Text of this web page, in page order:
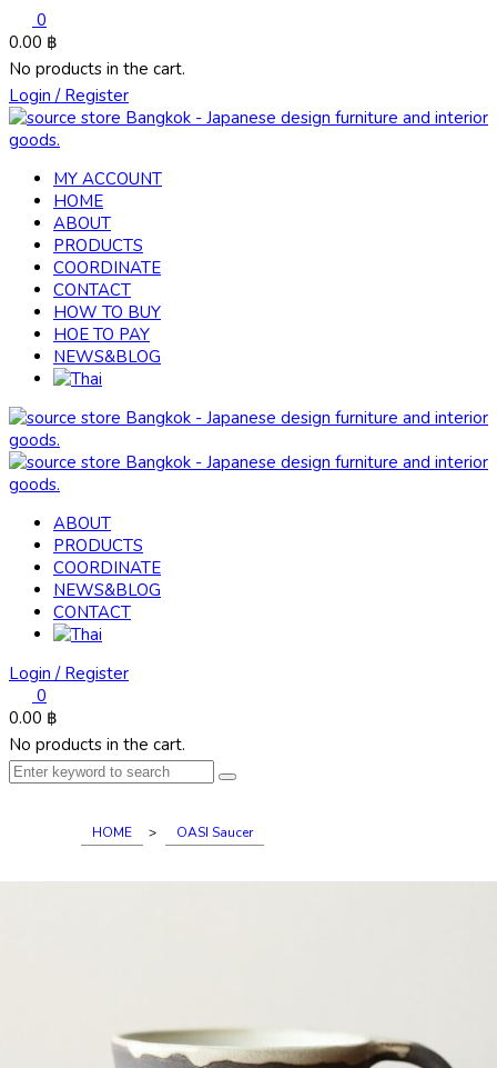
0
0.00 ฿
No products in the cart.
Login / Register
MY ACCOUNT
HOME
ABOUT
PRODUCTS
COORDINATE
CONTACT
HOW TO BUY
HOE TO PAY
NEWS&BLOG
ABOUT
PRODUCTS
COORDINATE
NEWS&BLOG
CONTACT
Login / Register
0
0.00 ฿
No products in the cart.
HOME > OASI Saucer